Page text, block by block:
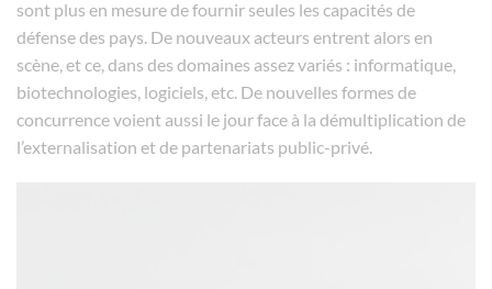
sont plus en mesure de fournir seules les capacités de
défense des pays. De nouveaux acteurs entrent alors en
scène, et ce, dans des domaines assez variés : informatique,
biotechnologies, logiciels, etc. De nouvelles formes de
concurrence voient aussi le jour face à la démultiplication de
l’externalisation et de partenariats public-privé.